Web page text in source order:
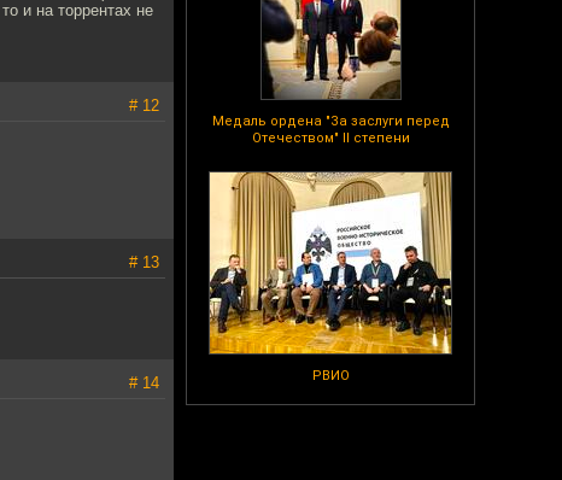
Медаль ордена "За заслуги перед
Отечеством" II степени
РВИО
и на торрентах не
# 12
# 13
# 14